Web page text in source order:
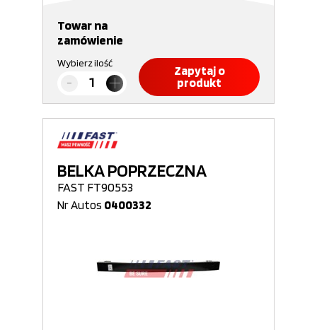
Towar na
zamówienie
Wybierz ilość
Zapytaj o
produkt
BELKA POPRZECZNA
FAST FT90553
Nr Autos 0400332